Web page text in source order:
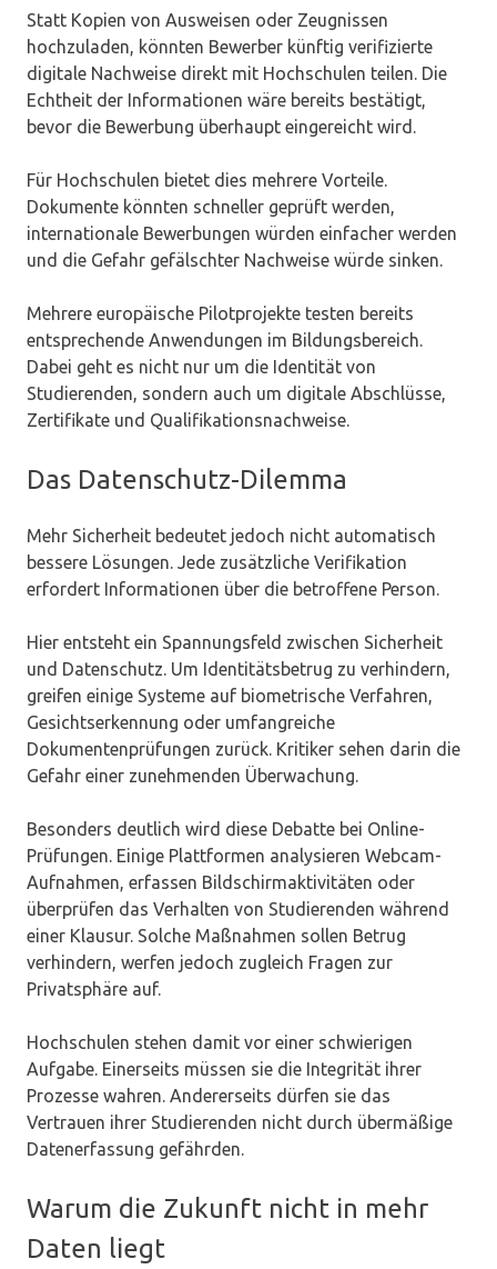
Statt Kopien von Ausweisen oder Zeugnissen
hochzuladen, könnten Bewerber künftig verifizierte
digitale Nachweise direkt mit Hochschulen teilen. Die
Echtheit der Informationen wäre bereits bestätigt,
bevor die Bewerbung überhaupt eingereicht wird.
Für Hochschulen bietet dies mehrere Vorteile.
Dokumente könnten schneller geprüft werden,
internationale Bewerbungen würden einfacher werden
und die Gefahr gefälschter Nachweise würde sinken.
Mehrere europäische Pilotprojekte testen bereits
entsprechende Anwendungen im Bildungsbereich.
Dabei geht es nicht nur um die Identität von
Studierenden, sondern auch um digitale Abschlüsse,
Zertifikate und Qualifikationsnachweise.
Das Datenschutz-Dilemma
Mehr Sicherheit bedeutet jedoch nicht automatisch
bessere Lösungen. Jede zusätzliche Verifikation
erfordert Informationen über die betroffene Person.
Hier entsteht ein Spannungsfeld zwischen Sicherheit
und Datenschutz. Um Identitätsbetrug zu verhindern,
greifen einige Systeme auf biometrische Verfahren,
Gesichtserkennung oder umfangreiche
Dokumentenprüfungen zurück. Kritiker sehen darin die
Gefahr einer zunehmenden Überwachung.
Besonders deutlich wird diese Debatte bei Online-
Prüfungen. Einige Plattformen analysieren Webcam-
Aufnahmen, erfassen Bildschirmaktivitäten oder
überprüfen das Verhalten von Studierenden während
einer Klausur. Solche Maßnahmen sollen Betrug
verhindern, werfen jedoch zugleich Fragen zur
Privatsphäre auf.
Hochschulen stehen damit vor einer schwierigen
Aufgabe. Einerseits müssen sie die Integrität ihrer
Prozesse wahren. Andererseits dürfen sie das
Vertrauen ihrer Studierenden nicht durch übermäßige
Datenerfassung gefährden.
Warum die Zukunft nicht in mehr
Daten liegt